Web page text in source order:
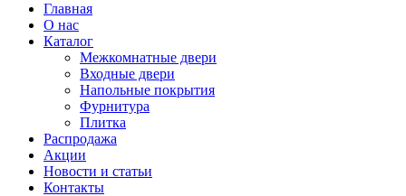
Главная
О нас
Каталог
Межкомнатные двери
Входные двери
Напольные покрытия
Фурнитура
Плитка
Распродажа
Акции
Новости и статьи
Контакты